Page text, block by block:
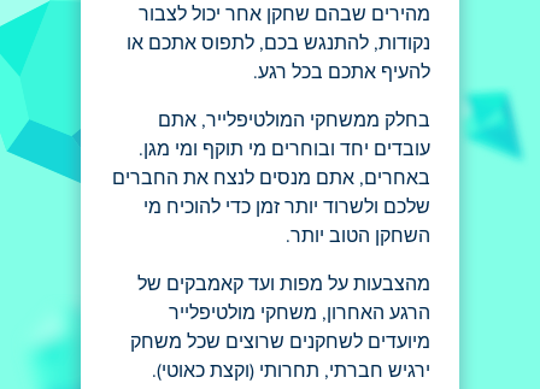
מהירים שבהם שחקן אחר יכול לצבור
נקודות, להתנגש בכם, לתפוס אתכם או
להעיף אתכם בכל רגע.
בחלק ממשחקי המולטיפלייר, אתם
עובדים יחד ובוחרים מי תוקף ומי מגן.
באחרים, אתם מנסים לנצח את החברים
שלכם ולשרוד יותר זמן כדי להוכיח מי
השחקן הטוב יותר.
מהצבעות על מפות ועד קאמבקים של
הרגע האחרון, משחקי מולטיפלייר
מיועדים לשחקנים שרוצים שכל משחק
ירגיש חברתי, תחרותי (וקצת כאוטי).